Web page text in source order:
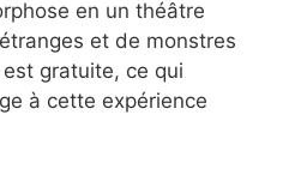
en un théâtre
et de monstres
est gratuite, ce qui
à cette expérience